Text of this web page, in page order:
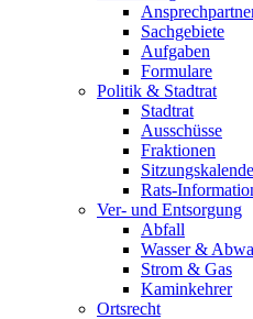
Sachgebiete
Aufgaben
Formulare
Politik & Stadtrat
Stadtrat
Ausschüsse
Fraktionen
Rats-
Ver- und Entsorgung
Abfall
Wasser &
Strom & Gas
Kaminkehrer
Ortsrecht